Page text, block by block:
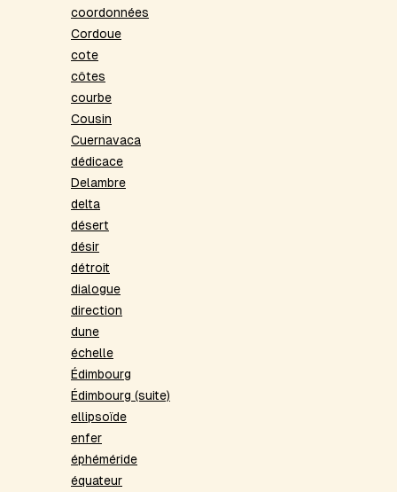
coordonnées
Cordoue
cote
côtes
courbe
Cousin
Cuernavaca
dédicace
Delambre
delta
désert
désir
détroit
dialogue
direction
dune
échelle
Édimbourg
Édimbourg (suite)
ellipsoïde
enfer
éphéméride
équateur